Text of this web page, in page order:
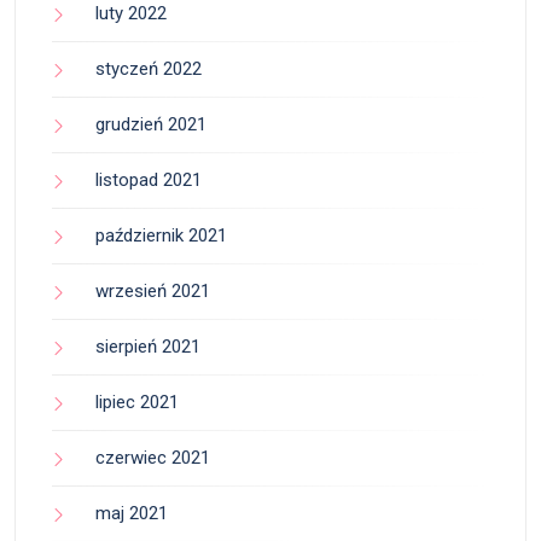
luty 2022
styczeń 2022
grudzień 2021
listopad 2021
październik 2021
wrzesień 2021
sierpień 2021
lipiec 2021
czerwiec 2021
maj 2021